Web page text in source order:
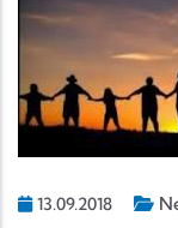
13.09.2018